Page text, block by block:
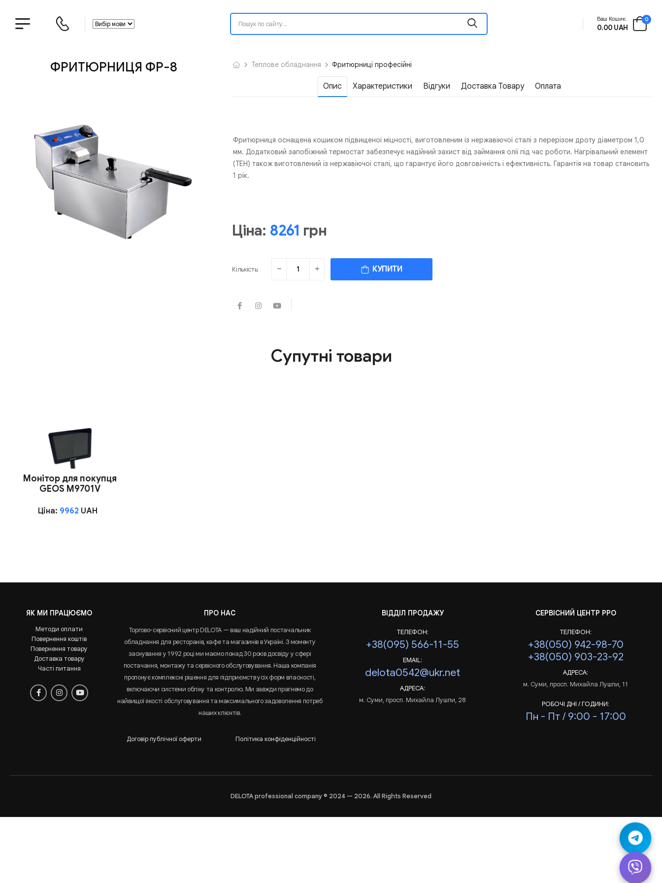
Ваш Кошик:
0.00 UAH
0
ФРИТЮРНИЦЯ ФР-8 Теплове обладнання Фритюрниці професійні
Опис Характеристики Відгуки Доставка Товару Оплата
Фритюрниця оснащена кошиком підвищеної міцності, виготовленим із нержавіючої сталі з перерізом дроту діаметром 1,0
мм. Додатковий запобіжний термостат забезпечує надійний захист від займання олії під час роботи. Нагрівальний елемент
(ТЕН) також виготовлений із нержавіючої сталі, що гарантує його довговічність і ефективність. Гарантія на товар становить
1 рік.
Ціна: 8261 грн
Кількість: КУПИТИ
Супутні товари
Монітор для покупця
GEOS M9701V
Ціна: 9962 UAH
ЯК МИ ПРАЦЮЄМО
Методи оплати
Повернення коштів
Повернення товару
Доставка товару
Часті питання
ПРО НАС
Торгово-сервісний центр DELOTA — ваш надійний постачальник
обладнання для ресторанів, кафе та магазинів в Україні. З моменту
заснування у 1992 році ми маємо понад 30 років досвіду у сфері
постачання, монтажу та сервісного обслуговування. Наша компанія
пропонує комплексні рішення для підприємств усіх форм власності,
включаючи системи обліку та контролю. Ми завжди прагнемо до
найвищої якості обслуговування та максимального задоволення потреб
наших клієнтів.
Договір публічної оферти Політика конфіденційності
ВІДДІЛ ПРОДАЖУ
ТЕЛЕФОН:
+38(095) 566-11-55
EMAIL:
delota0542@ukr.net
АДРЕСА:
м. Суми, просп. Михайла Лушпи, 28
СЕРВІСНИЙ ЦЕНТР РРО
ТЕЛЕФОН:
+38(050) 942-98-70
+38(050) 903-23-92
АДРЕСА:
м. Суми, просп. Михайла Лушпи, 11
РОБОЧІ ДНІ / ГОДИНИ:
Пн - Пт / 9:00 - 17:00
DELOTA professional company © 2024 — 2026. All Rights Reserved